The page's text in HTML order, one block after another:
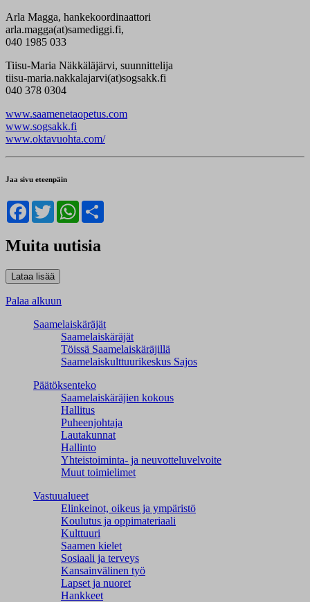
Arla Magga, hankekoordinaattori
arla.magga(at)samediggi.fi,
040 1985 033
Tiisu-Maria Näkkäläjärvi, suunnittelija
tiisu-maria.nakkalajarvi(at)sogsakk.fi
040 378 0304
www.saamenetaopetus.com
www.sogsakk.fi
www.oktavuohta.com/
Jaa sivu eteenpäin
Facebook
TwitterWhatsApp
Muita uutisia
Palaa alkuun
Saamelaiskäräjät
Saamelaiskäräjät
Töissä Saamelaiskäräjillä
Saamelaiskulttuuri­keskus Sajos
Päätöksenteko
Saamelaiskäräjien kokous
Hallitus
Puheenjohtaja
Lautakunnat
Hallinto
Yhteistoiminta- ja neuvotteluvelvoite
Muut toimielimet
Vastuualueet
Elinkeinot, oikeus ja ympäristö
Koulutus ja oppimateriaali
Kulttuuri
Saamen kielet
Sosiaali ja terveys
Kansainvälinen työ
Lapset ja nuoret
Hankkeet